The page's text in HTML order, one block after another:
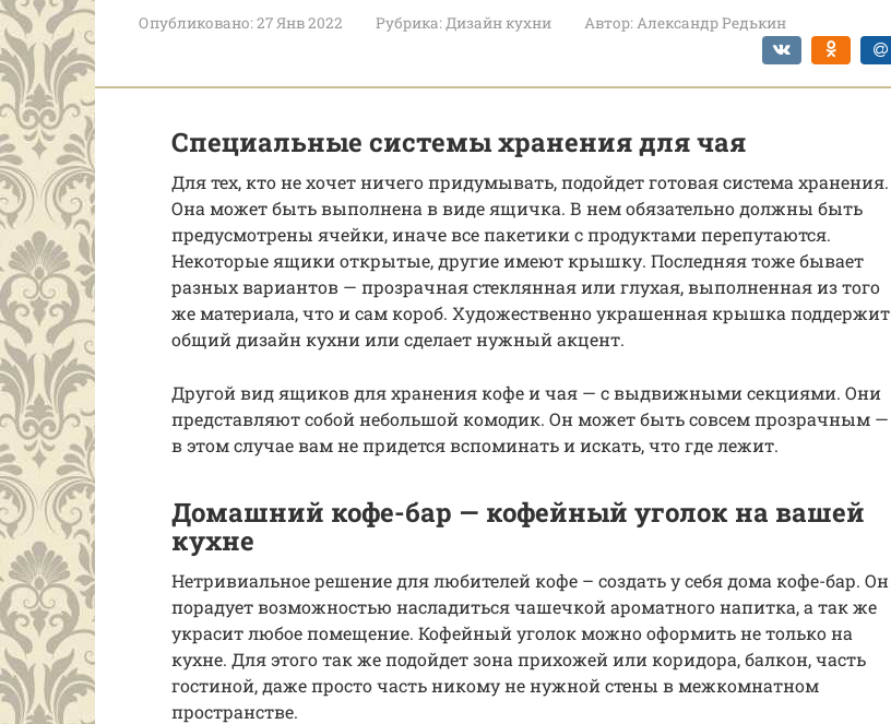
Опубликовано:27 Янв 2022 Рубрика:Дизайн кухни Автор:Александр Редькин
Специальные системы хранения для чая
Для тех, кто не хочет ничего придумывать, подойдет готовая система хранения.
Она может быть выполнена в виде ящичка. В нем обязательно должны быть
предусмотрены ячейки, иначе все пакетики с продуктами перепутаются.
Некоторые ящики открытые, другие имеют крышку. Последняя тоже бывает
разных вариантов — прозрачная стеклянная или глухая, выполненная из того
же материала, что и сам короб. Художественно украшенная крышка поддержит
общий дизайн кухни или сделает нужный акцент.
Другой вид ящиков для хранения кофе и чая — с выдвижными секциями. Они
представляют собой небольшой комодик. Он может быть совсем прозрачным —
в этом случае вам не придется вспоминать и искать, что где лежит.
Домашний кофе-бар — кофейный уголок на вашей
кухне
Нетривиальное решение для любителей кофе – создать у себя дома кофе-бар. Он
порадует возможностью насладиться чашечкой ароматного напитка, а так же
украсит любое помещение. Кофейный уголок можно оформить не только на
кухне. Для этого так же подойдет зона прихожей или коридора, балкон, часть
гостиной, даже просто часть никому не нужной стены в межкомнатном
пространстве.